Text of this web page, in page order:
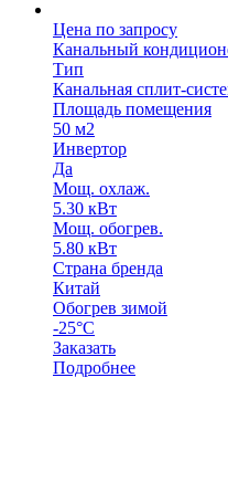
Цена по запросу
Канальный
Тип
Канальная сплит-
Площадь помещения
50 м2
Инвертор
Да
Мощ. охлаж.
5.30 кВт
Мощ. обогрев.
5.80 кВт
Страна бренда
Китай
Обогрев зимой
-25°C
Заказать
Подробнее